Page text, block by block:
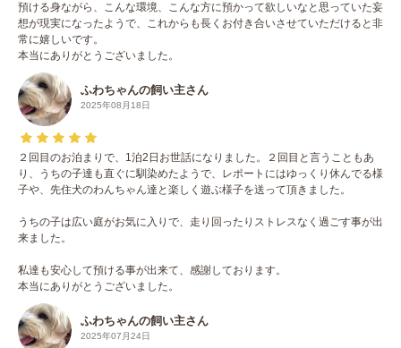
預ける身ながら、こんな環境、こんな方に預かって欲しいなと思っていた妄
想が現実になったようで、これからも長くお付き合いさせていただけると非
常に嬉しいです。
本当にありがとうございました。
ふわちゃんの飼い主さん
2025年08月18日
２回目のお泊まりで、1泊2日お世話になりました。２回目と言うこともあ
り、うちの子達も直ぐに馴染めたようで、レポートにはゆっくり休んでる様
子や、先住犬のわんちゃん達と楽しく遊ぶ様子を送って頂きました。
うちの子は広い庭がお気に入りで、走り回ったりストレスなく過ごす事が出
来ました。
私達も安心して預ける事が出来て、感謝しております。
本当にありがとうございました。
ふわちゃんの飼い主さん
2025年07月24日